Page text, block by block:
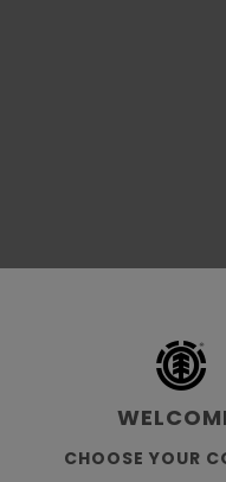
CHOOSE YOUR